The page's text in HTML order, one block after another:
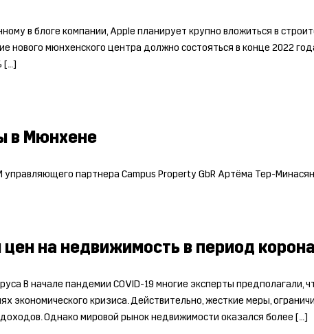
в блоге компании, Apple планирует крупно вложиться в
мюнхенского центра должно состояться в конце 2022
[…]
в Мюнхене
партнера Campus Property GbR Артёма Тер-
на недвижимость в период
В начале пандемии COVID-19 многие эксперты предполагали,
экономического кризиса. Действительно, жесткие меры,
Однако мировой рынок недвижимости оказался более […]